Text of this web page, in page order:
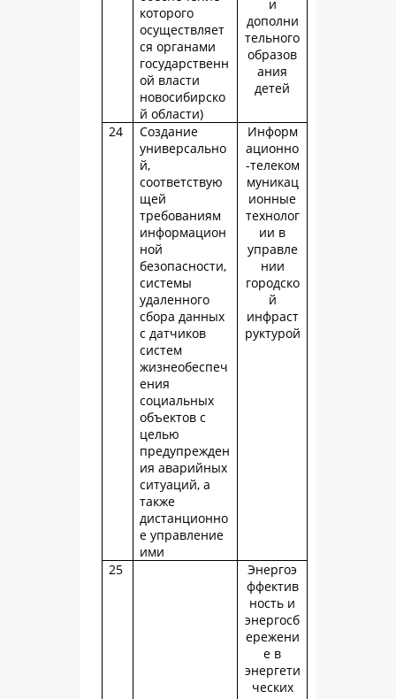
которого
осуществляет
ся органами
государственн
ой власти
новосибирско
й области)
и
дополни
тельного
образов
ания
детей
24
Создание
универсально
й,
соответствую
щей
требованиям
информацион
ной
безопасности,
системы
удаленного
сбора данных
с датчиков
систем
жизнеобеспеч
ения
социальных
объектов с
целью
предупрежден
ия аварийных
ситуаций, а
также
дистанционно
е управление
ими
Информ
ационно
-телеком
муникац
ионные
технолог
ии в
управле
нии
городско
й
инфраст
руктурой
25
Энергоэ
ффектив
ность и
энергосб
ережени
е в
энергети
ческих